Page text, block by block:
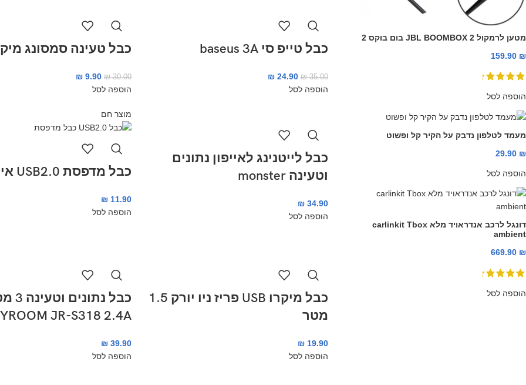
מטען לרמקול JBL BOOMBOX 2 בום בוקס 2
₪
הוספה לסל
מעמד לטלפון נדבק על הקיר קל ופשוט
₪
הוספה לסל
דונגל לרכב אנדראויד מלא carlinkit Tbox
ambient
₪
הוספה לסל
כבל טייפ סי baseus 3A
₪35.00
₪24.90
הוספה לסל
כבל טעינה סמסונג
₪30.00
₪ 9.90
הוספה לסל
כבל לייטנינג לאייפון נתונים
וטעינה monster
₪34.90
הוספה לסל
מוצר חם
כבל מדפסת USB2.0 איכותי
₪ 11.90
הוספה לסל
כבל מיקרו USB פריז ניו יורק 1.5
מטר
₪19.90
הוספה לסל
כבל
JR-S318 2.4A
₪ 39.90
הוספה לסל